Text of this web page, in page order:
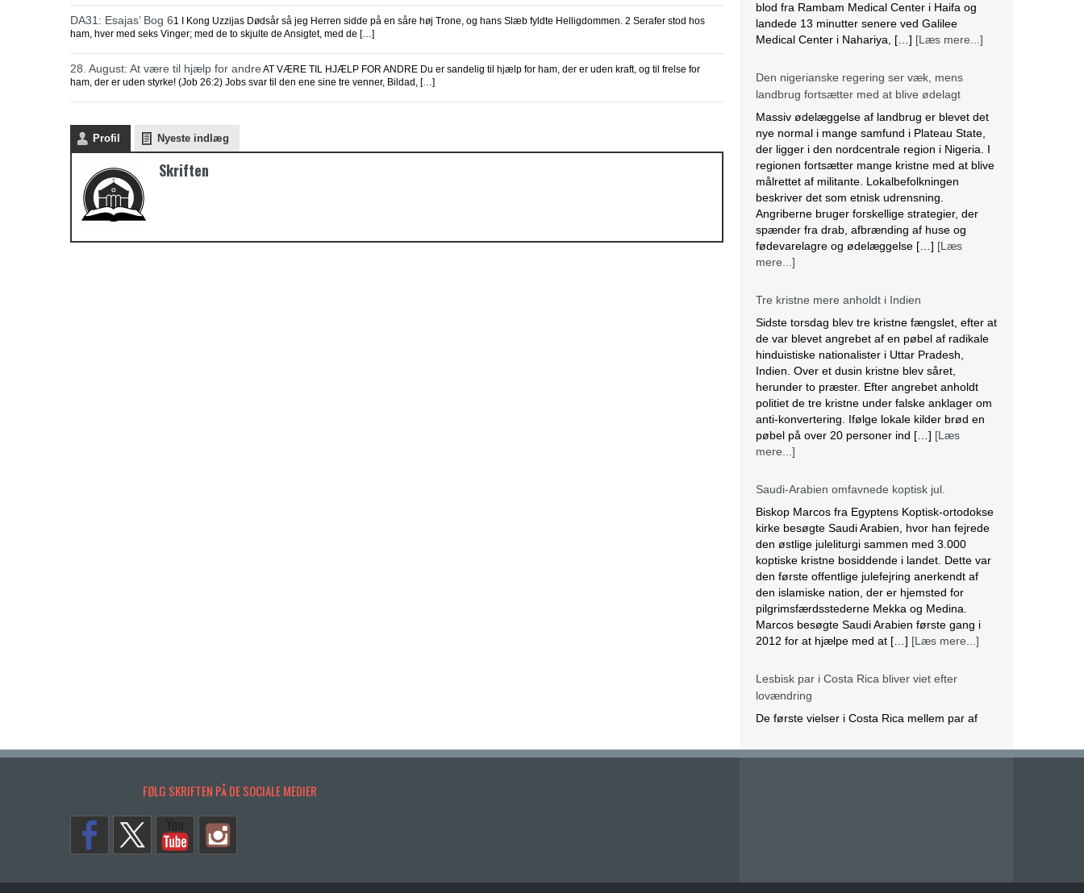
DA31: Esajas’ Bog 61 I Kong Uzzijas Dødsår så jeg Herren sidde på en såre høj Trone, og hans Slæb fyldte Helligdommen. 2 Serafer stod hos
ham, hver med seks Vinger; med de to skjulte de Ansigtet, med de […]
28. August: At være til hjælp for andre AT VÆRE TIL HJÆLP FOR ANDRE Du er sandelig til hjælp for ham, der er uden kraft, og til frelse for
ham, der er uden styrke! (Job 26:2) Jobs svar til den ene sine tre venner, Bildad, […]
Profil Nyeste indlæg
Skriften
blod fra Rambam Medical Center i Haifa og
landede 13 minutter senere ved Galilee
Medical Center i Nahariya, […] [Læs mere...]
Den nigerianske regering ser væk, mens
landbrug fortsætter med at blive ødelagt
Massiv ødelæggelse af landbrug er blevet det
nye normal i mange samfund i Plateau State,
der ligger i den nordcentrale region i Nigeria. I
regionen fortsætter mange kristne med at blive
målrettet af militante. Lokalbefolkningen
beskriver det som etnisk udrensning.
Angriberne bruger forskellige strategier, der
spænder fra drab, afbrænding af huse og
fødevarelagre og ødelæggelse […] [Læs
mere...]
Tre kristne mere anholdt i Indien
Sidste torsdag blev tre kristne fængslet, efter at
de var blevet angrebet af en pøbel af radikale
hinduistiske nationalister i Uttar Pradesh,
Indien. Over et dusin kristne blev såret,
herunder to præster. Efter angrebet anholdt
politiet de tre kristne under falske anklager om
anti-konvertering. Ifølge lokale kilder brød en
pøbel på over 20 personer ind […] [Læs
mere...]
Saudi-Arabien omfavnede koptisk jul.
Biskop Marcos fra Egyptens Koptisk-ortodokse
kirke besøgte Saudi Arabien, hvor han fejrede
den østlige juleliturgi sammen med 3.000
koptiske kristne bosiddende i landet. Dette var
den første offentlige julefejring anerkendt af
den islamiske nation, der er hjemsted for
pilgrimsfærdsstederne Mekka og Medina.
Marcos besøgte Saudi Arabien første gang i
2012 for at hjælpe med at […] [Læs mere...]
Lesbisk par i Costa Rica bliver viet efter
lovændring
De første vielser i Costa Rica mellem par af
BBC. Dermed er Costa Rica det første
for færdige
FØLG SKRIFTEN PÅ DE SOCIALE MEDIER
Copyrights. © 2014 SKRIFTEN